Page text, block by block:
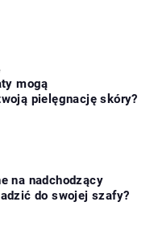
mogą
pielęgnację skóry?
na nadchodzący
do swojej szafy?